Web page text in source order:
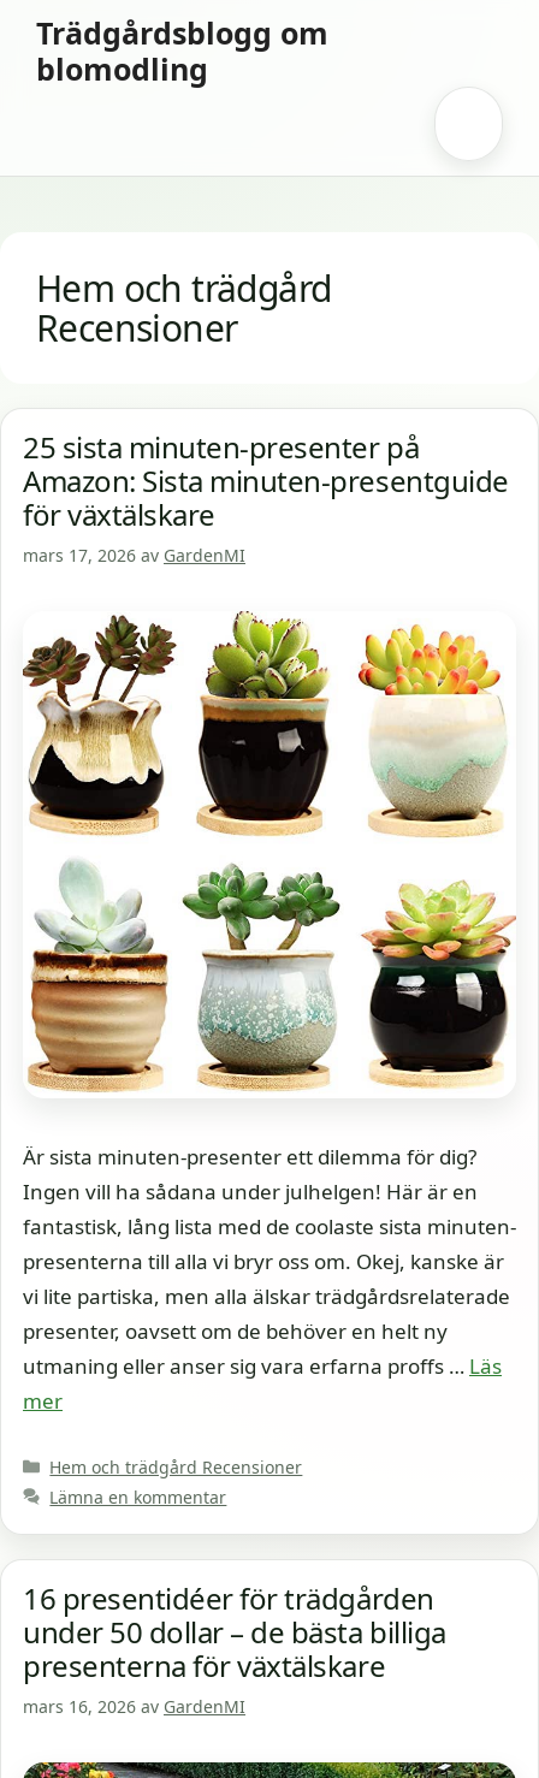
innehåll
Trädgårdsblogg om
blomodling
Hem och trädgård
Recensioner
25 sista minuten-presenter på
Amazon: Sista minuten-presentguide
för växtälskare
mars 17, 2026 av GardenMI
Är sista minuten-presenter ett dilemma för dig?
Ingen vill ha sådana under julhelgen! Här är en
fantastisk, lång lista med de coolaste sista minuten-
presenterna till alla vi bryr oss om. Okej, kanske är
vi lite partiska, men alla älskar trädgårdsrelaterade
presenter, oavsett om de behöver en helt ny
utmaning eller anser sig vara erfarna proffs … Läs
mer
Kategorier
Hem och trädgård Recensioner
Lämna en kommentar
16 presentidéer för trädgården
under 50 dollar – de bästa billiga
presenterna för växtälskare
mars 16, 2026 av GardenMI